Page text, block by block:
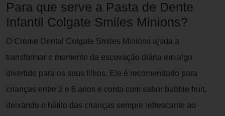
Para que serve a Pasta de Dente
Infantil Colgate Smiles Minions?
O Creme Dental Colgate Smiles Minions ajuda a
transformar o momento da escovação diária em algo
divertido para os seus filhos. Ele é recomendado para
crianças entre 2 e 6 anos e conta com sabor bubble fruit,
deixando o hálito das crianças sempre refrescante ao